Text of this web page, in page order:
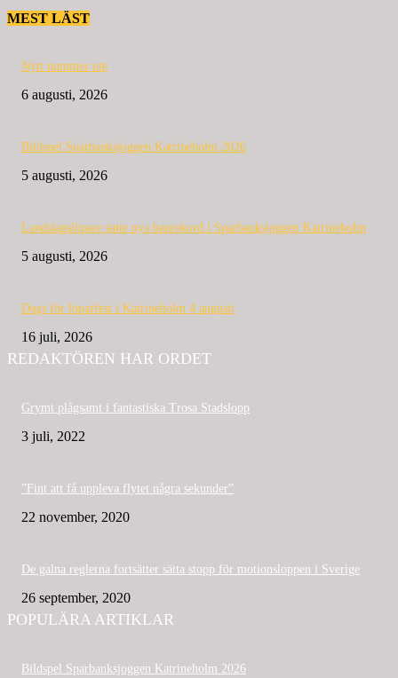
MEST LÄST
Nytt nummer ute
6 augusti, 2026
Bildspel Sparbanksjoggen Katrineholm 2026
5 augusti, 2026
Landslagslöpare satte nya banrekord i Sparbanksjoggen Katrineholm
5 augusti, 2026
Dags för löparfest i Katrineholm 4 augusti
16 juli, 2026
REDAKTÖREN HAR ORDET
Grymt plågsamt i fantastiska Trosa Stadslopp
3 juli, 2022
”Fint att få uppleva flytet några sekunder”
22 november, 2020
De galna reglerna fortsätter sätta stopp för motionsloppen i Sverige
26 september, 2020
POPULÄRA ARTIKLAR
Bildspel Sparbanksjoggen Katrineholm 2026